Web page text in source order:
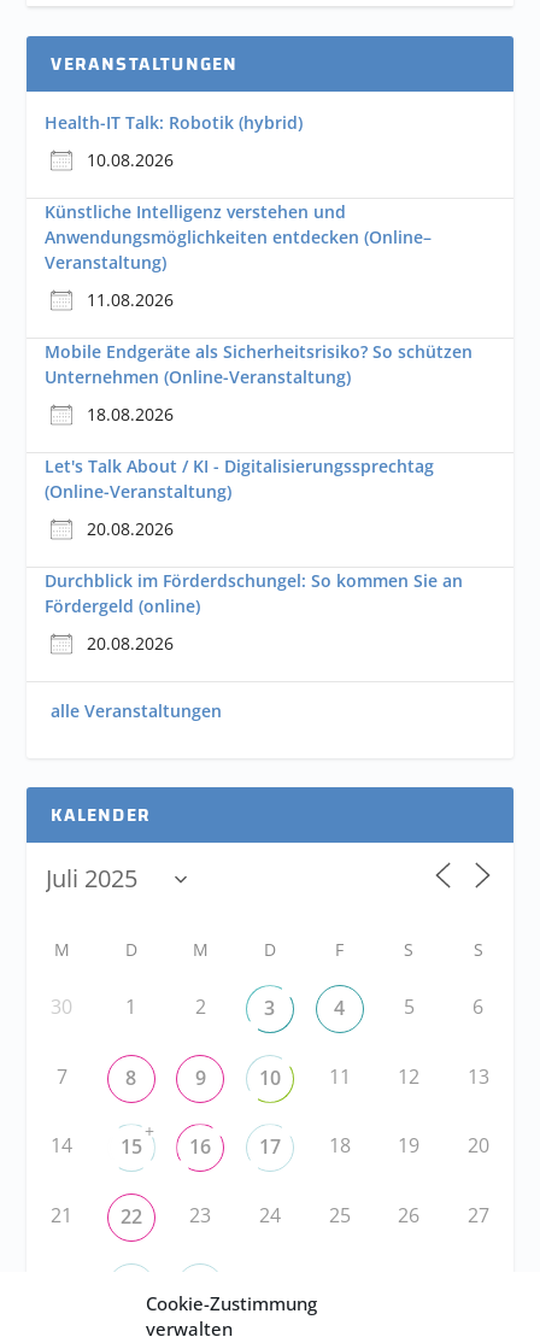
Cookie-Zustimmung
verwalten
VERANSTALTUNGEN
Health-IT Talk: Robotik (hybrid)
10.08.2026
Künstliche Intelligenz verstehen und
Anwendungsmöglichkeiten entdecken (Online–
Veranstaltung)
11.08.2026
Mobile Endgeräte als Sicherheitsrisiko? So schützen
Unternehmen (Online-Veranstaltung)
18.08.2026
Let's Talk About / KI - Digitalisierungssprechtag
(Online-Veranstaltung)
20.08.2026
Durchblick im Förderdschungel: So kommen Sie an
Fördergeld (online)
20.08.2026
alle Veranstaltungen
KALENDER
M D M D F S S
30 1 2 3 4 5 6
7 8 9 10 11 12 13
14 15
+
16 17 18 19 20
21 22 23 24 25 26 27